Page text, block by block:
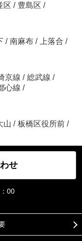
区 / 豊島区 /
/ 南麻布 / 上落合 /
京線 / 総武線 /
心線 /
山 / 板橋区役所前 /
せ
00